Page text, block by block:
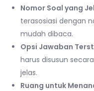
Nomor Soal yang
terasosiasi dengan
mudah dibaca.
Opsi Jawaban
harus disusun
jelas.
Ruang untuk